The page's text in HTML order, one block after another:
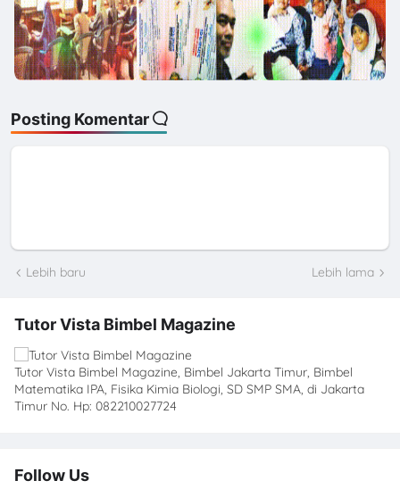
Posting Komentar
Lebih baru Lebih lama
Tutor Vista Bimbel Magazine
Tutor Vista Bimbel Magazine, Bimbel Jakarta Timur, Bimbel
Matematika IPA, Fisika Kimia Biologi, SD SMP SMA, di Jakarta
Timur No. Hp: 082210027724
Follow Us